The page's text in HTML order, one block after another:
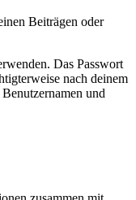
Beiträgen oder
Das Passwort
nach deinem
und